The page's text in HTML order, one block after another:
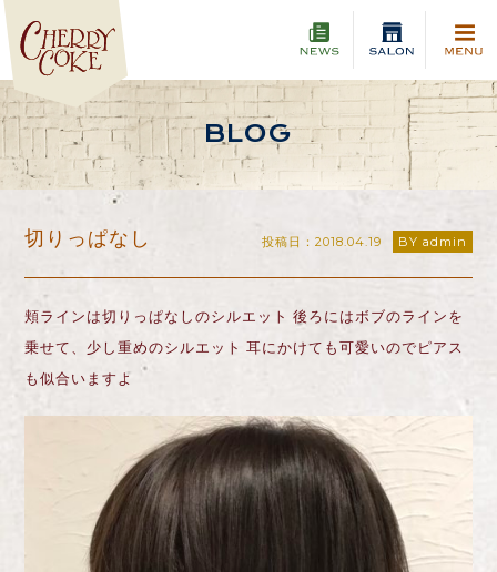
BLOG
切りっぱなし 投稿日：2018.04.19 BY admin
頬ラインは切りっぱなしのシルエット 後ろにはボブのラインを
乗せて、少し重めのシルエット 耳にかけても可愛いのでピアス
も似合いますよ